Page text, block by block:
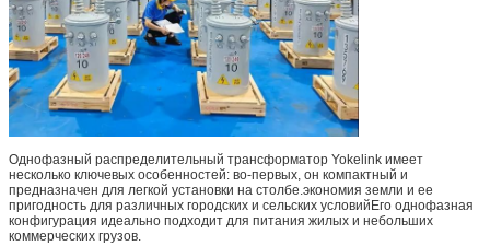
Однофазный распределительный трансформатор Yokelink имеет
несколько ключевых особенностей: во-первых, он компактный и
предназначен для легкой установки на столбе.экономия земли и ее
пригодность для различных городских и сельских условийЕго однофазная
конфигурация идеально подходит для питания жилых и небольших
коммерческих грузов.